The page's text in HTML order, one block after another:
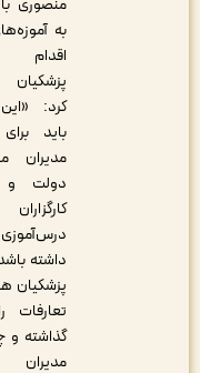
منصوری با اشاره
به آموزه‌های این
اقدام دکتر
پزشکیان اظهار
کرد: «این عزل
باید برای دیگر
مدیران منصوب
دولت و دیگر
کارگزاران نظام
درس‌آموزی لازم را
داشته باشد. دکتر
پزشکیان هم باید
تعارفات را کنار
گذاشته و چنانچه